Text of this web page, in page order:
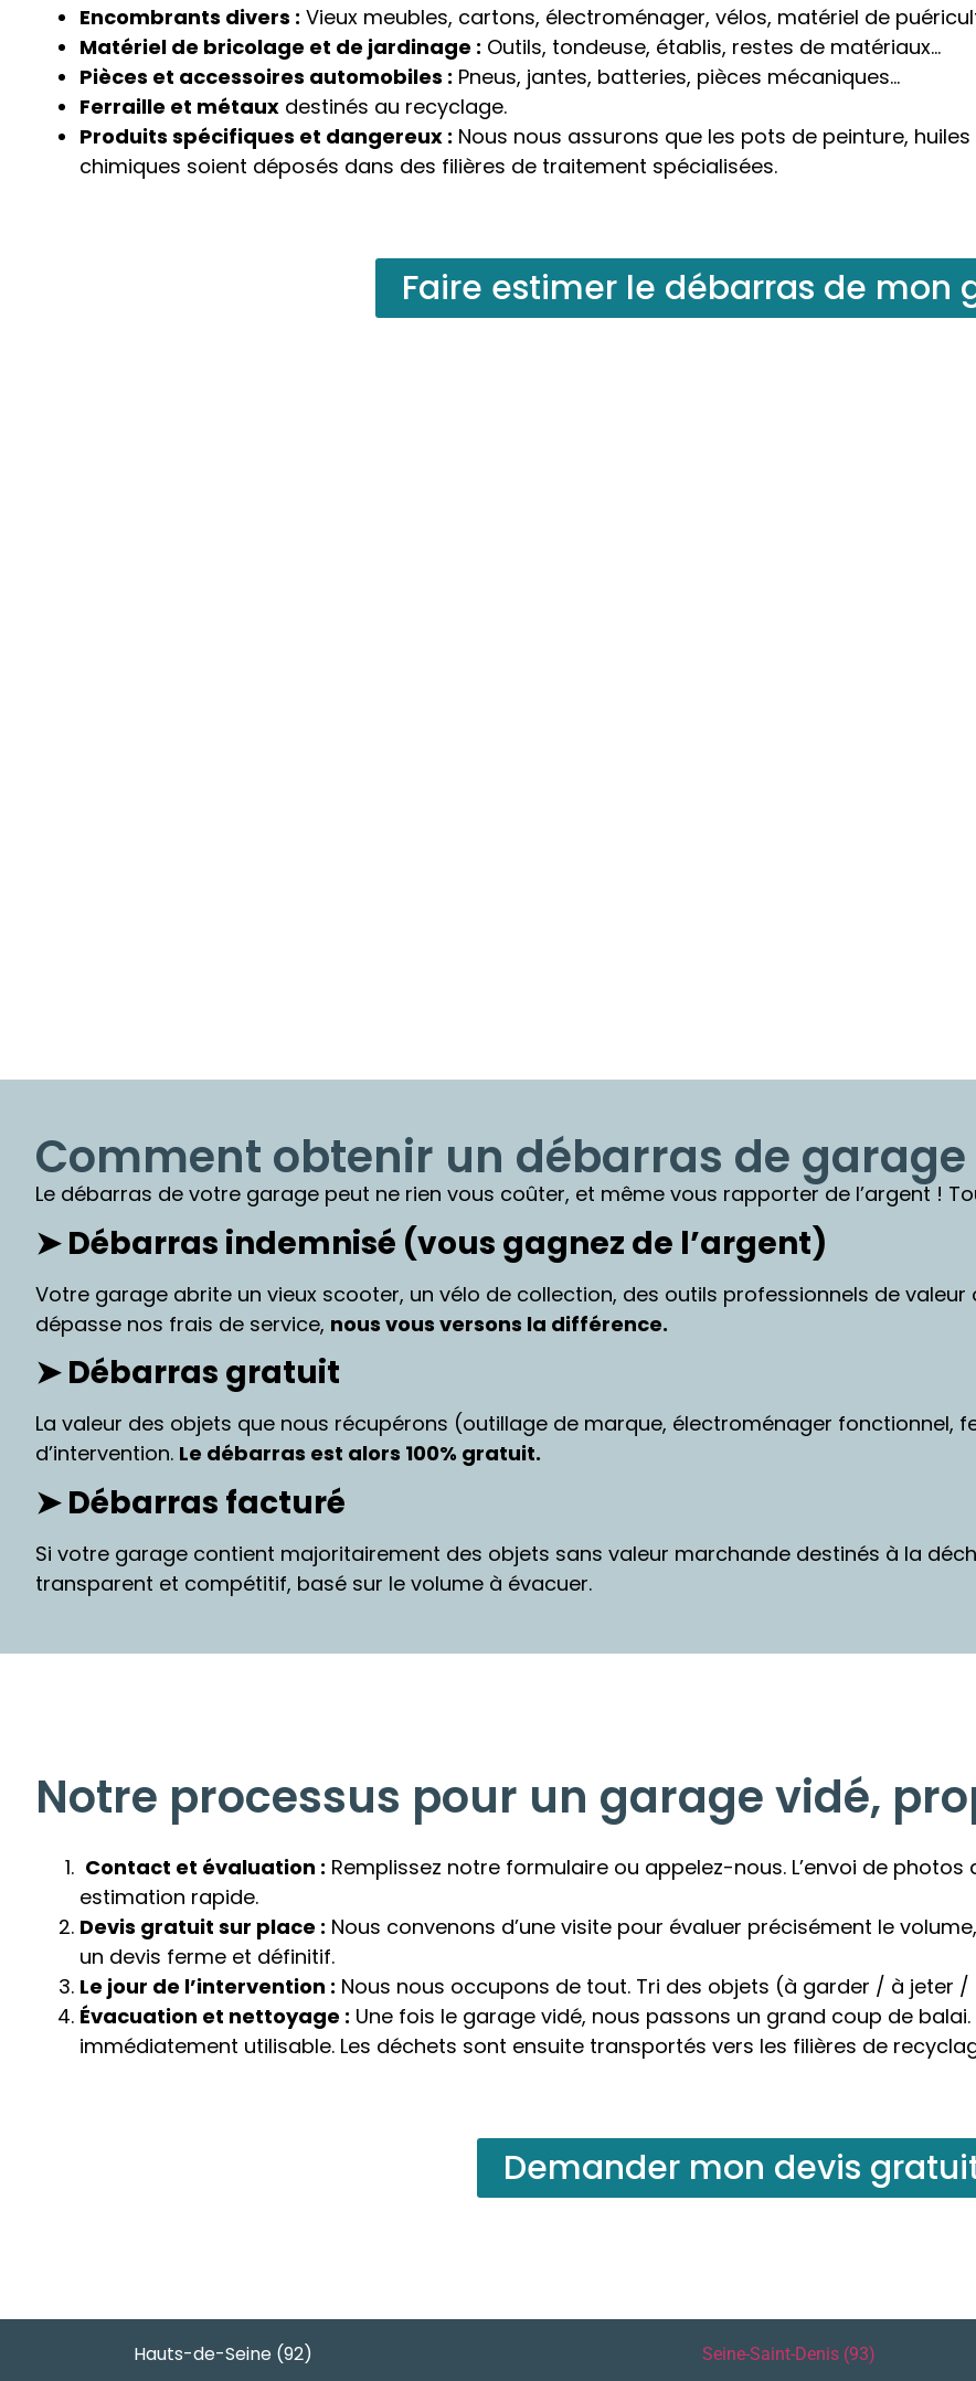
Encombrants divers : Vieux meubles, cartons, électroménager, vélos, matériel de
Matériel de bricolage et de jardinage : Outils, tondeuse, établis, restes de matériaux…
Pièces et accessoires automobiles : Pneus, jantes, batteries, pièces mécaniques…
Ferraille et métaux destinés au recyclage.
Produits spécifiques et dangereux : Nous nous assurons que les pots de peinture,
chimiques soient déposés dans des filières de traitement spécialisées.
Faire estimer le débarras de mon
Comment obtenir un débarras de
Le débarras de votre garage peut ne rien vous coûter, et même vous rapporter de l’argent !
➤ Débarras indemnisé (vous gagnez de l’argent)
Votre garage abrite un vieux scooter, un vélo de collection, des outils professionnels de
dépasse nos frais de service, nous vous versons la différence.
➤ Débarras gratuit
La valeur des objets que nous récupérons (outillage de marque, électroménager fonctionnel,
d’intervention. Le débarras est alors 100% gratuit.
➤ Débarras facturé
Si votre garage contient majoritairement des objets sans valeur marchande destinés à la
transparent et compétitif, basé sur le volume à évacuer.
Notre processus pour un garage vidé,
Contact et évaluation : Remplissez notre formulaire ou appelez-nous. L’envoi de
estimation rapide.
Devis gratuit sur place : Nous convenons d’une visite pour évaluer précisément le
un devis ferme et définitif.
Le jour de l’intervention : Nous nous occupons de tout. Tri des objets (à garder / à jeter
Évacuation et nettoyage : Une fois le garage vidé, nous passons un grand coup de
immédiatement utilisable. Les déchets sont ensuite transportés vers les filières de
Demander mon devis
Hauts-de-Seine (92) Seine-Saint-Denis (93)